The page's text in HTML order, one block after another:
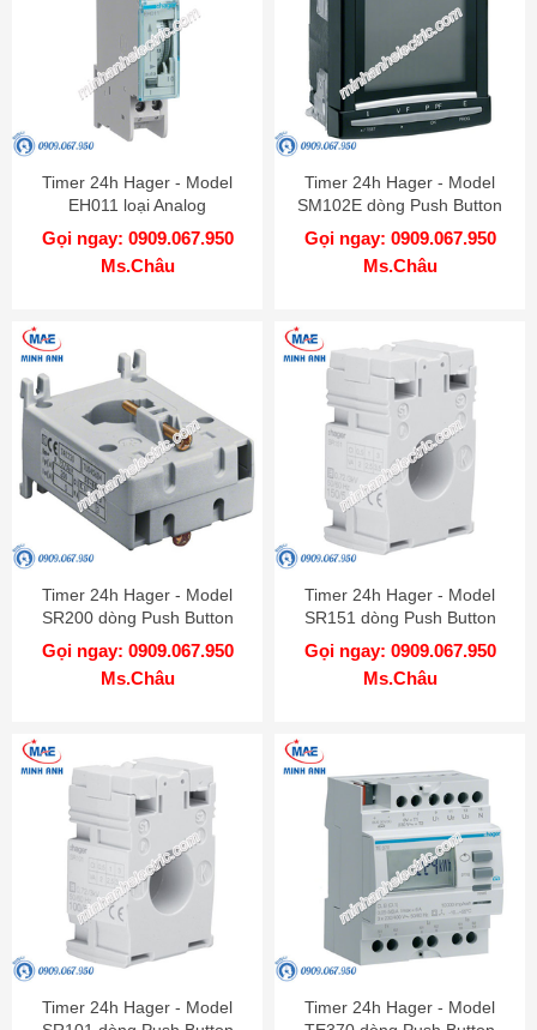
Timer 24h Hager - Model
EH011 loại Analog
Gọi ngay: 0909.067.950
Ms.Châu
Timer 24h Hager - Model
SM102E dòng Push Button
Gọi ngay: 0909.067.950
Ms.Châu
Timer 24h Hager - Model
SR200 dòng Push Button
Gọi ngay: 0909.067.950
Ms.Châu
Timer 24h Hager - Model
SR151 dòng Push Button
Gọi ngay: 0909.067.950
Ms.Châu
Timer 24h Hager - Model
Timer 24h Hager - Model